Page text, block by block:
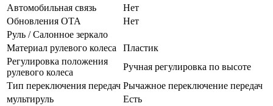
Автомобильная связь
Нет
Обновления OTA
Нет
Руль / Салонное зеркало
Материал рулевого колеса
Пластик
Регулировка положения
рулевого колеса
Ручная регулировка по высоте
Тип переключения передач Рычажное переключение передач
мультируль
Есть